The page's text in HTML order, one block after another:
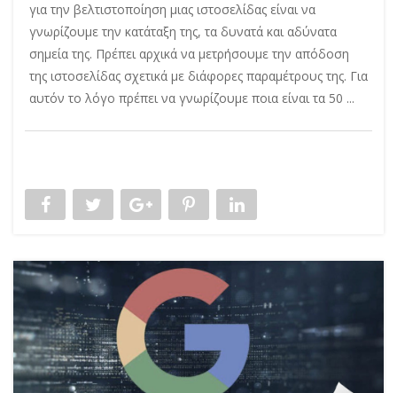
για την βελτιστοποίηση μιας ιστοσελίδας είναι να
γνωρίζουμε την κατάταξη της, τα δυνατά και αδύνατα
σημεία της. Πρέπει αρχικά να μετρήσουμε την απόδοση
της ιστοσελίδας σχετικά με διάφορες παραμέτρους της. Για
αυτόν το λόγο πρέπει να γνωρίζουμε ποια είναι τα 50 ...